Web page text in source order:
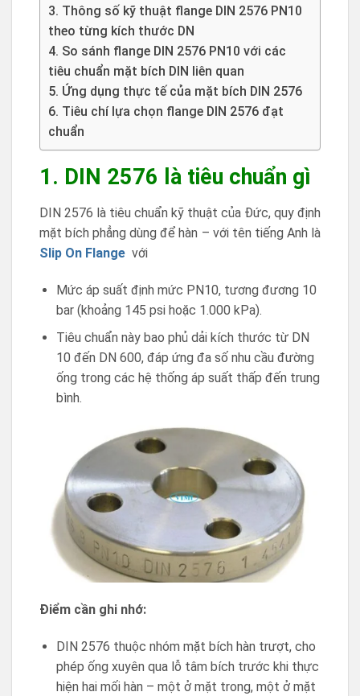
3. Thông số kỹ thuật flange DIN 2576 PN10
theo từng kích thước DN
4. So sánh flange DIN 2576 PN10 với các
tiêu chuẩn mặt bích DIN liên quan
5. Ứng dụng thực tế của mặt bích DIN 2576
6. Tiêu chí lựa chọn flange DIN 2576 đạt
chuẩn
1. DIN 2576 là tiêu chuẩn gì
DIN 2576 là tiêu chuẩn kỹ thuật của Đức, quy định
mặt bích phẳng dùng để hàn – với tên tiếng Anh là
Slip On Flange với
Mức áp suất định mức PN10, tương đương 10
bar (khoảng 145 psi hoặc 1.000 kPa).
Tiêu chuẩn này bao phủ dải kích thước từ DN
10 đến DN 600, đáp ứng đa số nhu cầu đường
ống trong các hệ thống áp suất thấp đến trung
bình.
Điểm cần ghi nhớ:
DIN 2576 thuộc nhóm mặt bích hàn trượt, cho
phép ống xuyên qua lỗ tâm bích trước khi thực
hiện hai mối hàn – một ở mặt trong, một ở mặt